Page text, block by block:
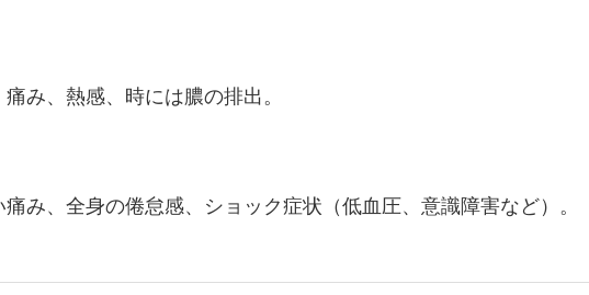
み、熱感、時には膿の排出。
み、全身の倦怠感、ショック症状（低血圧、意識障害など）。